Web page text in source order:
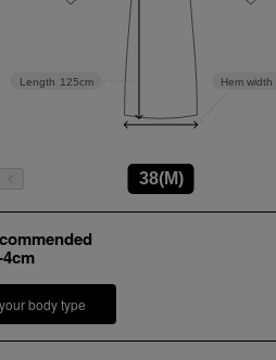
Hem width
Length 125cm
38(M)
body type